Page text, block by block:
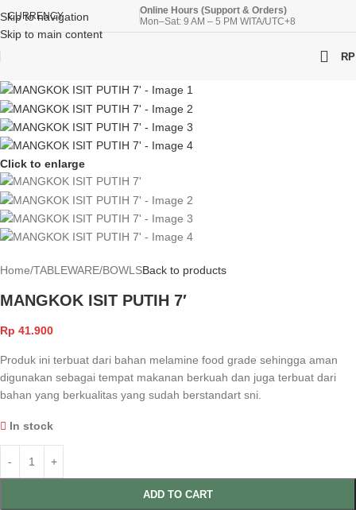
Skip to navigation
Skip to main content
CURRENCY
Online Hours (Support & Orders)
Mon–Sat: 9 AM – 5 PM WITA/UTC+8
RP
Click to enlarge
Home/TABLEWARE/BOWLSBack to products
MANGKOK ISIT PUTIH 7′
Rp 41.900
Produk ini terbuat dari bahan melamine food grade sehingga aman
digunakan sebagai tempat makanan berkuah dan juga terbuat dari
bahan yang berkualitas yang sudah berstandart sni.
In stock
ADD TO CART